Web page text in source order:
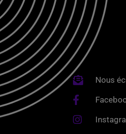
Nous